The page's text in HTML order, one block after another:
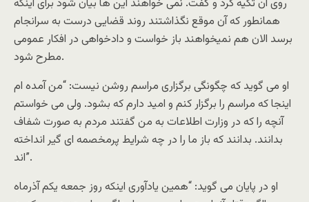
روی آن تکیه کرد و گفت. نمی خواهند این ها بیان شود برای اینکه
همانطور که آن موقع نگذاشتند روند قضایی درست به سرانجام
برسد الان هم نمیخواهند باز خواست و دادخواهی در افکار عمومی
مطرح شود.
او می گوید که چگونگی برگزاری مراسم روشن نیست: “من آمده ام
اینجا که مراسم را برگزار کنم و امید دارم که بشود. ولی می خواستم
آنچه را که در وزارت اطلاعات به من گفتند مردم به صورت شفاف
بدانند. بدانند که باز ما را در چه شرایط پرمخصمه ای گیر انداخته
اند”.
او در پایان می گوید: “همین یادآوری اینکه روز جمعه یکم آذرماه